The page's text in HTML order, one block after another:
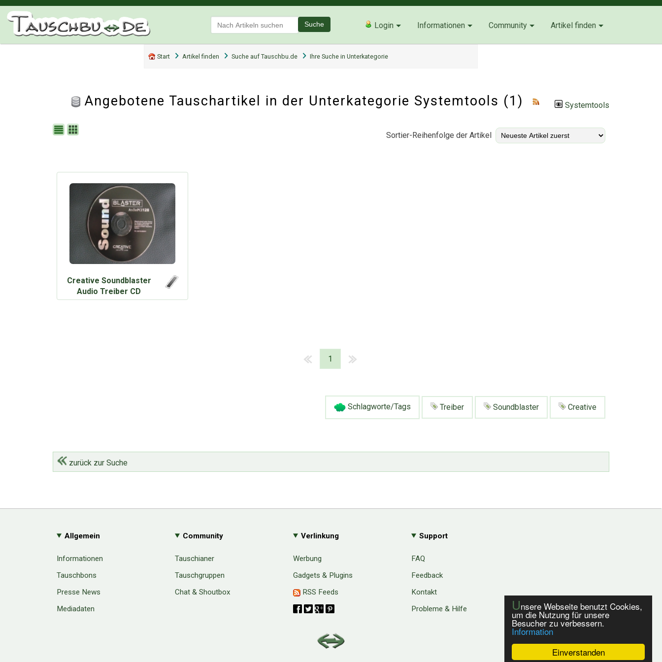
Einverstanden
Unsere Webseite benutzt Cookies,
um die Nutzung für unsere
Besucher zu verbessern.
Information
Suche Login Informationen Community Artikel finden
Start Artikel finden Suche auf Tauschbu.de Ihre Suche in Unterkategorie
Systemtools
Angebotene Tauschartikel in der Unterkategorie Systemtools (1)
Sortier-Reihenfolge der Artikel
Creative Soundblaster
Audio Treiber CD
1
Schlagworte/Tags Treiber Soundblaster Creative
zurück zur Suche
Allgemein
Informationen
Tauschbons
Presse News
Mediadaten
Community
Tauschianer
Tauschgruppen
Chat & Shoutbox
Verlinkung
Werbung
Gadgets & Plugins
RSS Feeds
Support
FAQ
Feedback
Kontakt
Probleme & Hilfe